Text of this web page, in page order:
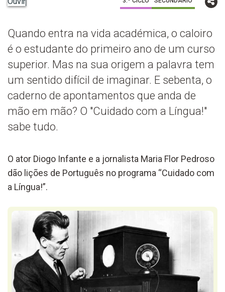
Quando entra na vida académica, o caloiro
é o estudante do primeiro ano de um curso
superior. Mas na sua origem a palavra tem
um sentido difícil de imaginar. E sebenta, o
caderno de apontamentos que anda de
mão em mão? O "Cuidado com a Língua!"
sabe tudo.
O ator Diogo Infante e a jornalista Maria Flor Pedroso
dão lições de Português no programa “Cuidado com
a Língua!”.